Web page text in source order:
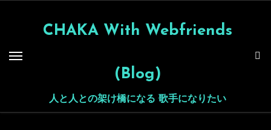
CHAKA With Webfriends
(Blog)
人と人との架け橋になる 歌手になりたい